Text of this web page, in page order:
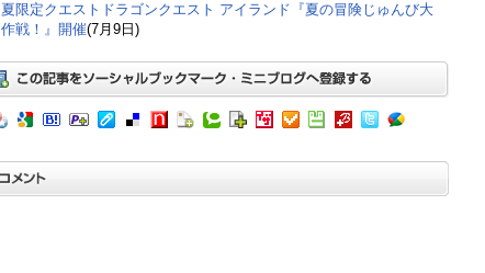
夏限定クエストドラゴンクエスト アイランド『夏の冒険じゅんび大
作戦！』開催(7月9日)